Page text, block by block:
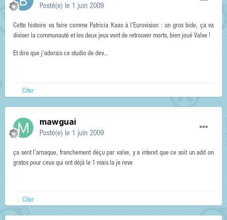
Posté(e) le 1 juin 2009
Cette histoire va faire comme Patricia Kaas à l'Eurovision : un gros bide, ça va
diviser la communauté et les deux jeux vont de retrouver morts, bien joué Valve !
Et dire que j'adorais ce studio de dev...
Citer
mawguai
Posté(e) le 1 juin 2009
ça sent l'arnaque, franchement déçu par valve, y a interet que ce soit un add on
gratos pour ceux qui ont déjà le 1 mais la je reve
Citer